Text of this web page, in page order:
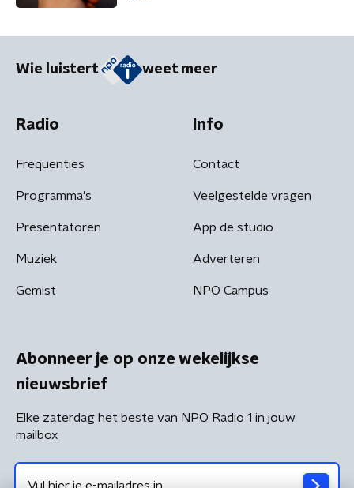
Wie luistert weet meer
Radio
Frequenties
Programma's
Presentatoren
Muziek
Gemist
Info
Contact
Veelgestelde vragen
App de studio
Adverteren
NPO Campus
Abonneer je op onze wekelijkse
nieuwsbrief
Elke zaterdag het beste van NPO Radio 1 in jouw
mailbox